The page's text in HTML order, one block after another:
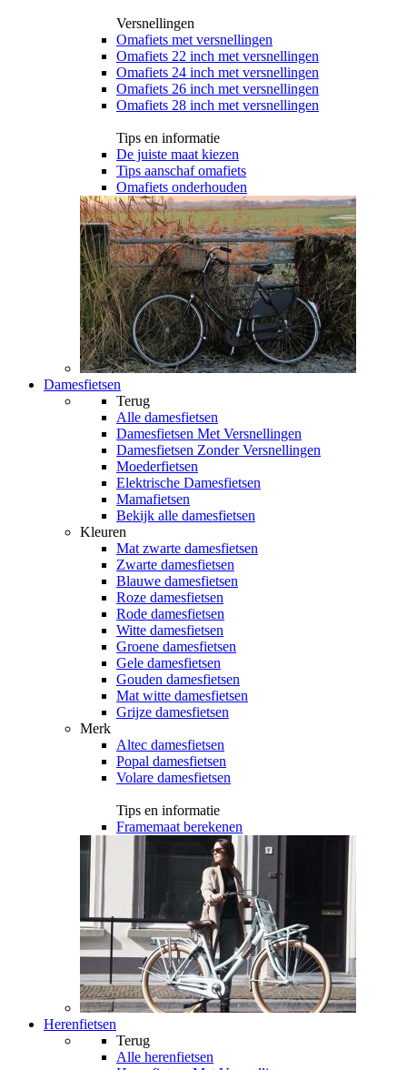
Versnellingen
Omafiets met versnellingen
Omafiets 22 inch met versnellingen
Omafiets 24 inch met versnellingen
Omafiets 26 inch met versnellingen
Omafiets 28 inch met versnellingen
Tips en informatie
De juiste maat kiezen
Tips aanschaf omafiets
Omafiets onderhouden
Damesfietsen
Terug
Alle damesfietsen
Damesfietsen Met Versnellingen
Damesfietsen Zonder Versnellingen
Moederfietsen
Elektrische Damesfietsen
Mamafietsen
Bekijk alle damesfietsen
Kleuren
Mat zwarte damesfietsen
Zwarte damesfietsen
Blauwe damesfietsen
Roze damesfietsen
Rode damesfietsen
Witte damesfietsen
Groene damesfietsen
Gele damesfietsen
Gouden damesfietsen
Mat witte damesfietsen
Grijze damesfietsen
Merk
Altec damesfietsen
Popal damesfietsen
Volare damesfietsen
Tips en informatie
Framemaat berekenen
Herenfietsen
Terug
Alle herenfietsen